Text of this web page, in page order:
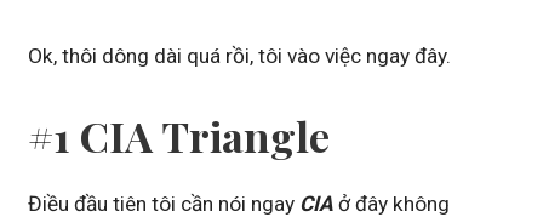
Ok, thôi dông dài quá rồi, tôi vào việc ngay đây.
#1 CIA Triangle
Điều đầu tiên tôi cần nói ngay CIA ở đây không